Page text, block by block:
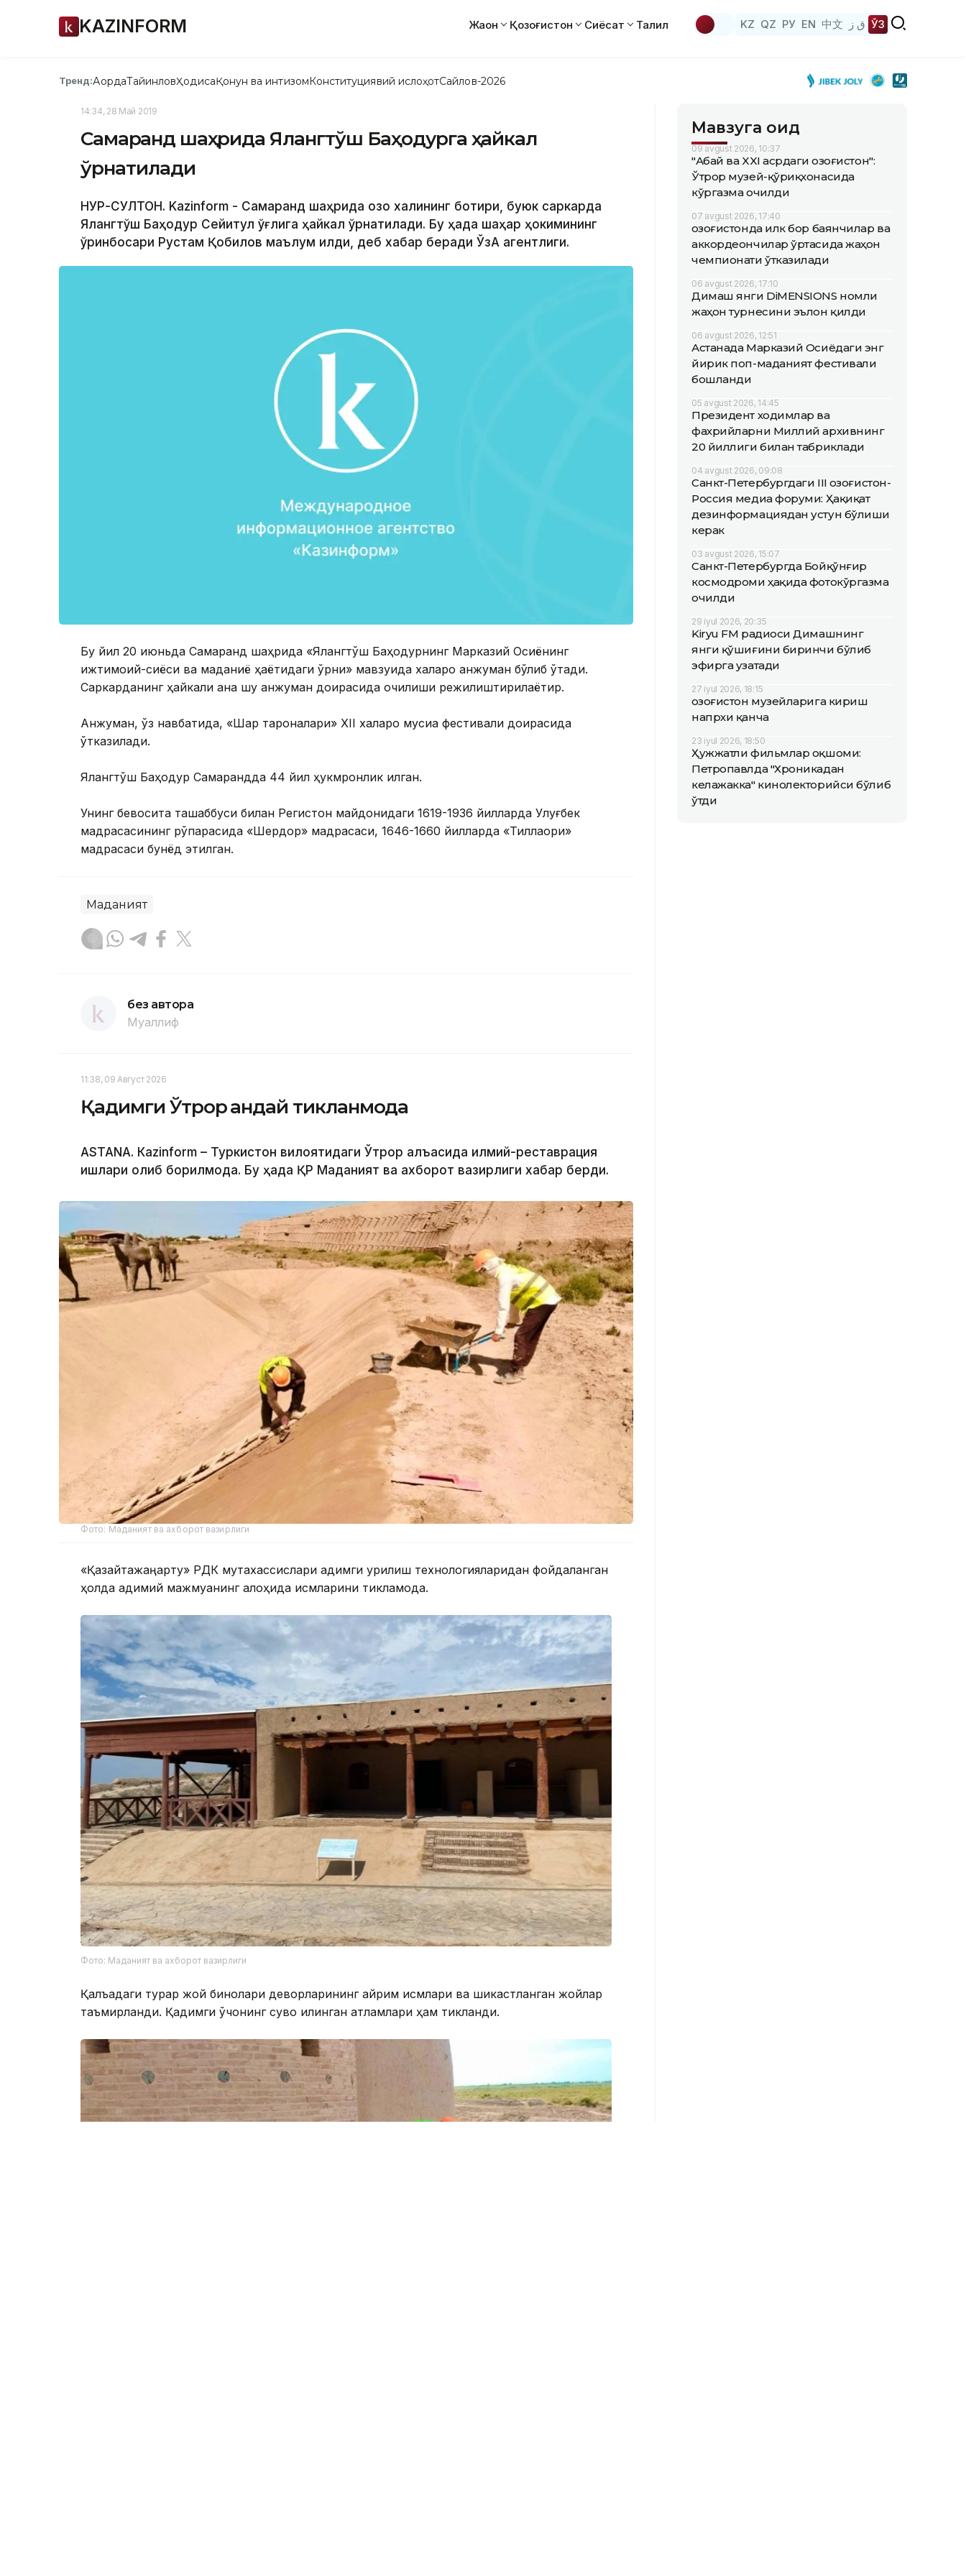
KAZINFORM Жаҳон Қозоғистон Сиёсат Таҳлил KZ QZ РУ EN 中文 ق ز ЎЗ
Тренд:АқордаТайинловҲодисаҚонун ва интизомКонституциявий ислоҳотСайлов-2026
14:34, 28 Май 2019
Самарқанд шаҳрида Ялангтўш Баҳодурга ҳайкал
ўрнатилади
НУР-СУЛТОН. Kazinform - Самарқанд шаҳрида қозоқ халқининг ботири, буюк саркарда
Ялангтўш Баҳодур Сейитқул ўғлига ҳайкал ўрнатилади. Бу ҳақда шаҳар ҳокимининг
ўринбосари Рустам Қобилов маълум қилди, деб хабар беради ЎзА агентлиги.
Бу йил 20 июньда Самарқанд шаҳрида «Ялангтўш Баҳодурнинг Марказий Осиёнинг
ижтимоий-сиёси ва маданиё ҳаётидаги ўрни» мавзуида халқаро анжуман бўлиб ўтади.
Саркарданинг ҳайкали ана шу анжуман доирасида очилиши режилиштирилаётир.
Анжуман, ўз навбатида, «Шарқ тароналари» XII халқаро мусиқа фестивали доирасида
ўтказилади.
Ялангтўш Баҳодур Самарқандда 44 йил ҳукмронлик қилган.
Унинг бевосита ташаббуси билан Регистон майдонидаги 1619-1936 йилларда Улуғбек
мадрасасининг рўпарасида «Шердор» мадрасаси, 1646-1660 йилларда «Тиллақори»
мадрасаси бунёд этилган.
Маданият
без автора
Муаллиф
11:38, 09 Август 2026
Қадимги Ўтрор қандай тикланмоқда
ASTANА. Кazinform – Туркистон вилоятидаги Ўтрор қалъасида илмий-реставрация
ишлари олиб борилмоқда. Бу ҳақда ҚР Маданият ва ахборот вазирлиги хабар берди.
Фото: Маданият ва ахборот вазирлиги
«Қазқайтажаңарту» РДК мутахассислари қадимги қурилиш технологияларидан фойдаланган
ҳолда қадимий мажмуанинг алоҳида қисмларини тикламоқда.
Фото: Маданият ва ахборот вазирлиги
Қалъадаги турар жой бинолари деворларининг айрим қисмлари ва шикастланган жойлар
таъмирланди. Қадимги ўчоқнинг сувоқ қилинган қатламлари ҳам тикланди.
Мавзуга оид
09 avgust 2026, 10:37
"Абай ва XXI асрдаги Қозоғистон":
Ўтрор музей-қўриқхонасида
кўргазма очилди
07 avgust 2026, 17:40
Қозоғистонда илк бор баянчилар ва
аккордеончилар ўртасида жаҳон
чемпионати ўтказилади
06 avgust 2026, 17:10
Димаш янги DiMENSIONS номли
жаҳон турнесини эълон қилди
06 avgust 2026, 12:51
Астанада Марказий Осиёдаги энг
йирик поп-маданият фестивали
бошланди
05 avgust 2026, 14:45
Президент ходимлар ва
фахрийларни Миллий архивнинг
20 йиллиги билан табриклади
04 avgust 2026, 09:08
Санкт-Петербургдаги III Қозоғистон-
Россия медиа форуми: Ҳақиқат
дезинформациядан устун бўлиши
керак
03 avgust 2026, 15:07
Санкт-Петербургда Бойқўнғир
космодроми ҳақида фотокўргазма
очилди
29 iyul 2026, 20:35
Kiryu FM радиоси Димашнинг
янги қўшиғини биринчи бўлиб
эфирга узатади
27 iyul 2026, 18:15
Қозоғистон музейларига кириш
напрхи қанча
23 iyul 2026, 18:50
Ҳужжатли фильмлар оқшоми:
Петропавлда "Хроникадан
келажакка" кинолекторийси бўлиб
ўтди